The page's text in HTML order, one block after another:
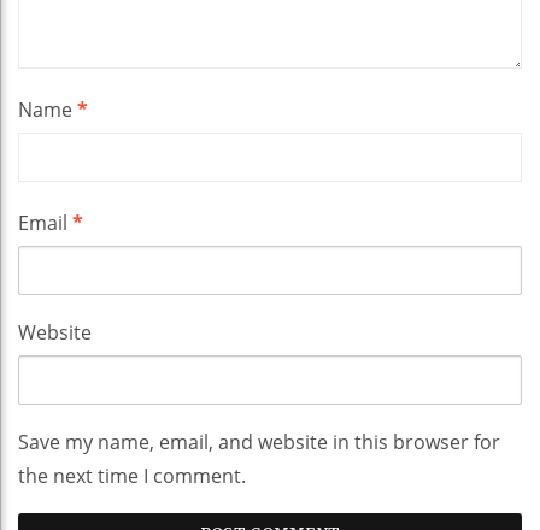
Name*
Email *
Website
Save my name, email, and website in this browser for
the next time I comment.